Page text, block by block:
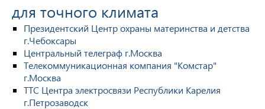
для точного климата
Президентский Центр охраны материнства и детства
г.Чебоксары
Центральный телеграф г.Москва
Телекоммуникационная компания "Комстар"
г.Москва
ТТС Центра электросвязи Республики Карелия
г.Петрозаводск